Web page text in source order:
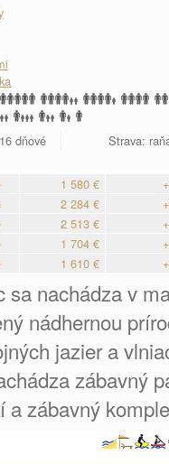
dňové
Strava:
1 580 €
2 284 €
2 513 €
1 704 €
1 610 €
sa nachádza v
nádhernou
jazier a
zábavný
a zábavný